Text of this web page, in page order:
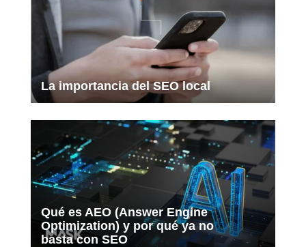
La importancia del SEO local
Qué es AEO (Answer Engine
Optimization) y por qué ya no
basta con SEO